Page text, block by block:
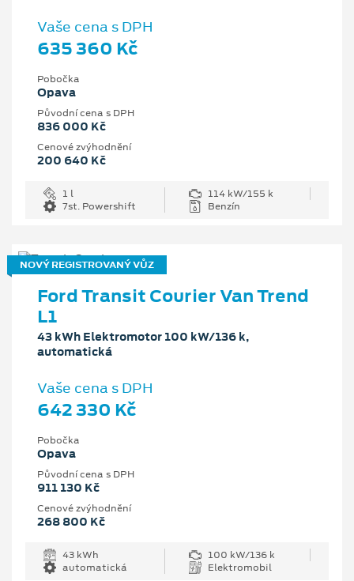
Vaše cena s DPH
635 360 Kč
Pobočka
Opava
Původní cena s DPH
836 000 Kč
Cenové zvýhodnění
200 640 Kč
1 l
114 kW/155 k
7st. Powershift
Benzín
NOVÝ REGISTROVANÝ VŮZ
Ford Transit Courier Van Trend
L1
43 kWh Elektromotor 100 kW/136 k,
automatická
Vaše cena s DPH
642 330 Kč
Pobočka
Opava
Původní cena s DPH
911 130 Kč
Cenové zvýhodnění
268 800 Kč
43 kWh
100 kW/136 k
automatická
Elektromobil